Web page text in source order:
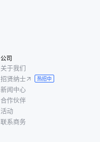
公司
关于我们
招贤纳士
热招中
新闻中心
合作伙伴
活动
联系商务